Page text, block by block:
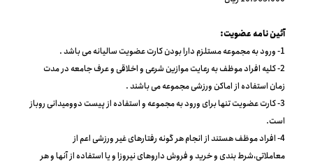
مناقصه
سرمایه گذاری
سرمایه گذاری و مولد سازی
دسترسی آزاد اطلاعات
قوانین و مقررات
درباره مجموعه
آئین نامه عضویت:
1- ورود به مجموعه مستلزم دارا بودن کارت عضویت سالیانه می باشد .
2- کلیه افراد موظف به رعایت موازین شرعی و اخلاقی و عرف جامعه در مدت
زمان استفاده از اماکن ورزشی مجموعه می باشند .
3- کارت عضویت تنها برای ورود به مجموعه و استفاده از پیست دوومیدانی روباز
است.
4- افراد موظف هستند از انجام هر گونه رفتارهای غیر ورزشی اعم از
معاملاتی،شرط بندی و خرید و فروش داروهای نیروزا و یا استفاده از آنها و هر